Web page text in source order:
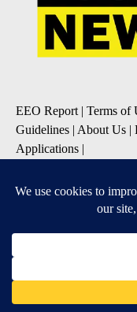
EEO Report| Terms of
Guidelines | About Us |
Applications |
SUBSCRIBE TO
Severe Weather Alert